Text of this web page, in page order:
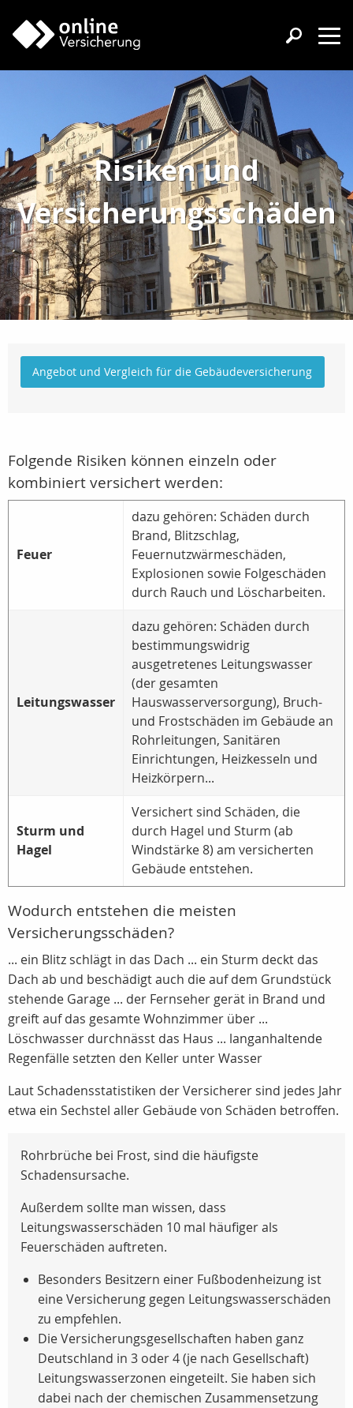
Risiken und
Versicherungsschäden
Angebot und Vergleich für die Gebäudeversicherung
Folgende Risiken können einzeln oder
kombiniert versichert werden:
Feuer
dazu gehören: Schäden durch
Brand, Blitzschlag,
Feuernutzwärmeschäden,
Explosionen sowie Folgeschäden
durch Rauch und Löscharbeiten.
Leitungswasser
dazu gehören: Schäden durch
bestimmungswidrig
ausgetretenes Leitungswasser
(der gesamten
Hauswasserversorgung), Bruch-
und Frostschäden im Gebäude an
Rohrleitungen, Sanitären
Einrichtungen, Heizkesseln und
Heizkörpern...
Sturm und
Hagel
Versichert sind Schäden, die
durch Hagel und Sturm (ab
Windstärke 8) am versicherten
Gebäude entstehen.
Wodurch entstehen die meisten
Versicherungsschäden?
... ein Blitz schlägt in das Dach ... ein Sturm deckt das
Dach ab und beschädigt auch die auf dem Grundstück
stehende Garage ... der Fernseher gerät in Brand und
greift auf das gesamte Wohnzimmer über ...
Löschwasser durchnässt das Haus ... langanhaltende
Regenfälle setzten den Keller unter Wasser
Laut Schadensstatistiken der Versicherer sind jedes Jahr
etwa ein Sechstel aller Gebäude von Schäden betroffen.
Rohrbrüche bei Frost, sind die häufigste
Schadensursache.
Außerdem sollte man wissen, dass
Leitungswasserschäden 10 mal häufiger als
Feuerschäden auftreten.
Besonders Besitzern einer Fußbodenheizung ist
eine Versicherung gegen Leitungswasserschäden
zu empfehlen.
Die Versicherungsgesellschaften haben ganz
Deutschland in 3 oder 4 (je nach Gesellschaft)
Leitungswasserzonen eingeteilt. Sie haben sich
dabei nach der chemischen Zusammensetzung